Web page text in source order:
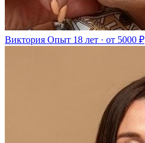
Виктория Опыт 18 лет · от 5000 ₽